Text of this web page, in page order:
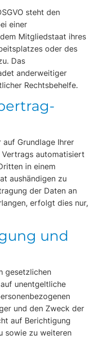
steht den
einer
Mitgliedstaat ihres
oder des
Das
anderweitiger
Rechtsbehelfe.
auf Grundlage Ihrer
automatisiert
in einem
aushändigen zu
der Daten an
erfolgt dies nur,
und
gesetzlichen
unentgeltliche
und den Zweck der
auf Berichtigung
sowie zu weiteren